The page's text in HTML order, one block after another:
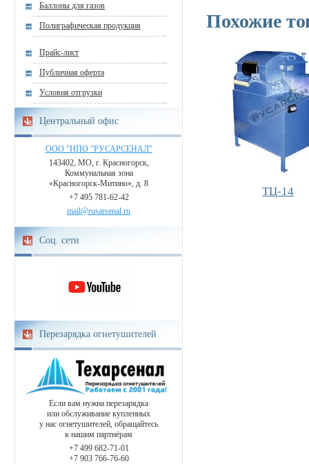
Баллоны для газов
Полиграфическая продукция
Прайс-лист
Публичная оферта
Условия отгрузки
Центральный офис
ООО "НПО "РУСАРСЕНАЛ"
143402, МО, г. Красногорск,
Коммунальная зона
«Красногорск-Митино», д. 8
+7 495 781-62-42
mail@rusarsenal.ru
Соц. сети
Перезарядка огнетушителей
Если вам нужна перезарядка
или обслуживание купленных
у нас огнетушителей, обращайтесь
к нашим партнёрам
+7 499 682-71-01
+7 903 766-76-60
Похожие
ТЦ-14